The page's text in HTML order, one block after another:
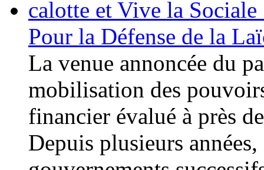
Pour la Défense de la
La venue annoncée du
mobilisation des
financier évalué à près
Depuis plusieurs